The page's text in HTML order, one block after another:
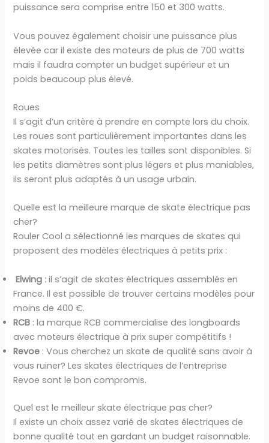
puissance sera comprise entre 150 et 300 watts.
Vous pouvez également choisir une puissance plus
élevée car il existe des moteurs de plus de 700 watts
mais il faudra compter un budget supérieur et un
poids beaucoup plus élevé.
Roues
Il s’agit d’un critère à prendre en compte lors du choix.
Les roues sont particulièrement importantes dans les
skates motorisés. Toutes les tailles sont disponibles. Si
les petits diamètres sont plus légers et plus maniables,
ils seront plus adaptés à un usage urbain.
Quelle est la meilleure marque de skate électrique pas
cher?
Rouler Cool a sélectionné les marques de skates qui
proposent des modèles électriques à petits prix :
Elwing : il s’agit de skates électriques assemblés en
France. Il est possible de trouver certains modèles pour
moins de 400 €.
RCB : la marque RCB commercialise des longboards
avec moteurs électrique à prix super compétitifs !
Revoe : Vous cherchez un skate de qualité sans avoir à
vous ruiner? Les skates électriques de l’entreprise
Revoe sont le bon compromis.
Quel est le meilleur skate électrique pas cher?
Il existe un choix assez varié de skates électriques de
bonne qualité tout en gardant un budget raisonnable.